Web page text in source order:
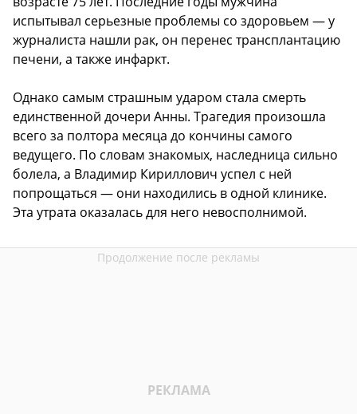
испытывал серьезные проблемы со здоровьем — у
журналиста нашли рак, он перенес трансплантацию
печени, а также инфаркт.
Однако самым страшным ударом стала смерть
единственной дочери Анны. Трагедия произошла
всего за полтора месяца до кончины самого
ведущего. По словам знакомых, наследница сильно
болела, а Владимир Кириллович успел с ней
попрощаться — они находились в одной клинике.
Эта утрата оказалась для него невосполнимой.